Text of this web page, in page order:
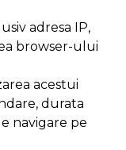
adresa IP,
browser-ului
acestui
durata
navigare pe